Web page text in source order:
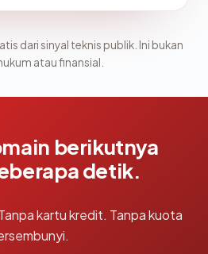
dari sinyal teknis publik. Ini bukan
atau finansial.
berikutnya
detik.
kartu kredit. Tanpa kuota